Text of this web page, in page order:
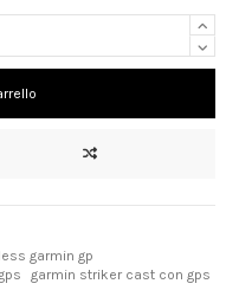
garmin gp
garmin striker cast con gps